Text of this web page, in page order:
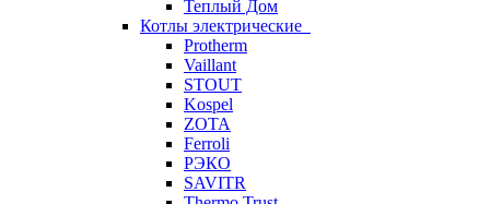
Теплый Дом
Котлы электрические
Protherm
Vaillant
STOUT
Kospel
ZOTA
Ferroli
РЭКО
SAVITR